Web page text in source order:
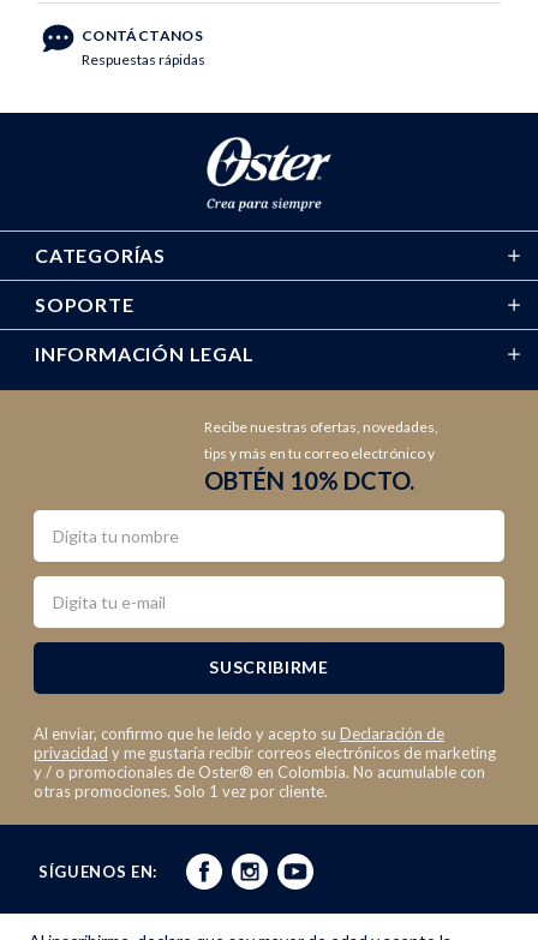
CONTÁCTANOS
Respuestas rápidas
CATEGORÍAS
SOPORTE
INFORMACIÓN LEGAL
Recibe nuestras ofertas, novedades,
tips y más en tu correo electrónico y
OBTÉN 10% DCTO.
Nombre
Email
SUSCRIBIRME
Al enviar, confirmo que he leído y acepto su Declaración de
privacidad y me gustaría recibir correos electrónicos de marketing
y / o promocionales de Oster® en Colombia. No acumulable con
otras promociones. Solo 1 vez por cliente.
SÍGUENOS EN: